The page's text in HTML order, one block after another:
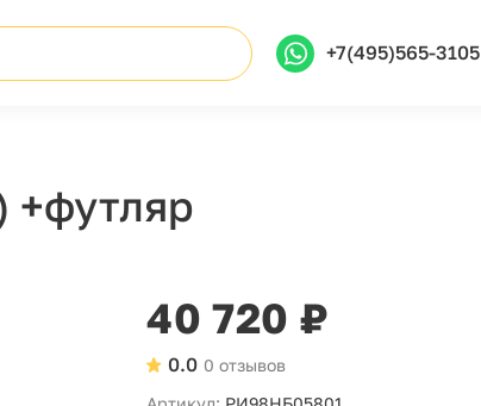
+7(495)565-3105
40 720 ₽
0 отзывов
0.0